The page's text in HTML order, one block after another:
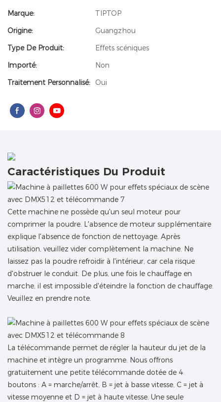
Marque:
TIPTOP
Origine:
Guangzhou
Type De Produit:
Effets scéniques
Importé:
Non
Traitement Personnalisé:
Oui
Caractéristiques Du Produit
Cette machine ne possède qu'un seul moteur pour
comprimer la poudre. L'absence de moteur supplémentaire
explique l'absence de fonction de nettoyage. Après
utilisation, veuillez vider complètement la machine. Ne
laissez pas la poudre refroidir à l'intérieur, car cela risque
d'obstruer le conduit. De plus, une fois le chauffage en
marche, il est impossible d'éteindre la fonction de chauffage.
Veuillez en prendre note.
La télécommande permet de régler la hauteur du jet de la
machine et intègre un programme. Nous offrons
gratuitement une petite télécommande dotée de 4
boutons : A = marche/arrêt, B = jet à basse vitesse, C = jet à
vitesse moyenne et D = jet à haute vitesse. Une seule